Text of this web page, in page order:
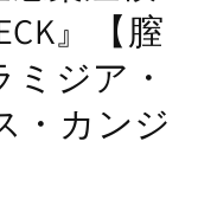
』【膣
ジア・
・カンジ